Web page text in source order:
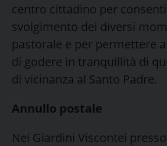
centro cittadino per
svolgimento dei diversi
pastorale e per permettere
di godere in tranquillità di
di vicinanza al Santo Padre.
Annullo postale
Nei Giardini Viscontei